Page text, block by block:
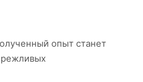
опыт станет